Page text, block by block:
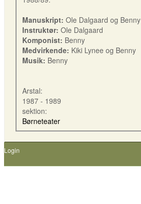
Manuskript: Ole Dalgaard og Benny
Instruktør: Ole Dalgaard
Komponist: Benny
Medvirkende: Kiki Lynee og Benny
Musik: Benny
Arstal:
1987 - 1989
sektion:
Børneteater
Login